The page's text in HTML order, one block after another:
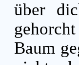
über
Baum